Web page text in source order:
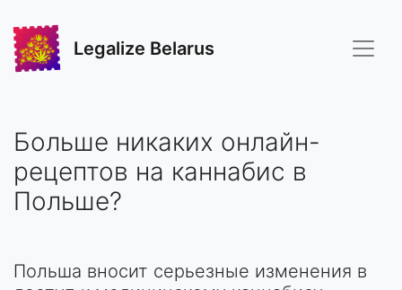
Legalize Belarus
Больше никаких онлайн-
рецептов на каннабис в
Польше?
Польша вносит серьезные изменения в